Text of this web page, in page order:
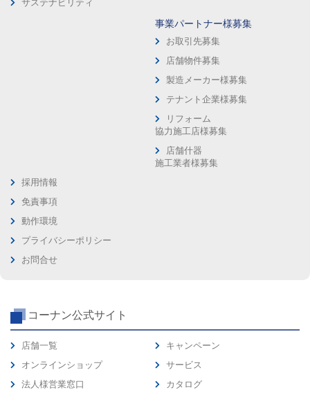
サステナビリティ
事業パートナー様募集
お取引先募集
店舗物件募集
製造メーカー様募集
テナント企業様募集
リフォーム
協力施工店様募集
店舗什器
施工業者様募集
採用情報
免責事項
動作環境
プライバシーポリシー
お問合せ
コーナン公式サイト
店舗一覧
オンラインショップ
法人様営業窓口
キャンペーン
サービス
カタログ